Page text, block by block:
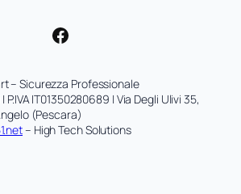
Facebook
– Sicurezza Professionale
IT01350280689 | Via Degli Ulivi 35,
(Pescara)
– High Tech Solutions